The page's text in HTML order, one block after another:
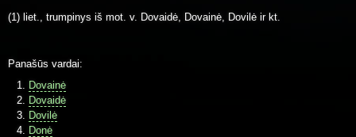
(1) liet., trumpinys iš mot. v. Dovaidė, Dovainė, Dovilė ir kt.
Panašūs vardai:
Dovainė
Dovaidė
Dovilė
Donė